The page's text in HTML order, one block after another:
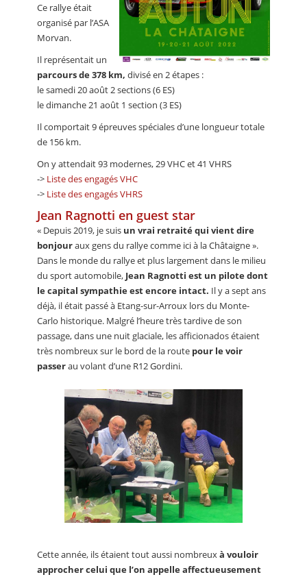
Ce rallye était
organisé par l’ASA
Morvan.
Il représentait un
parcours de 378 km, divisé en 2 étapes :
le samedi 20 août 2 sections (6 ES)
le dimanche 21 août 1 section (3 ES)
Il comportait 9 épreuves spéciales d’une longueur totale
de 156 km.
On y attendait 93 modernes, 29 VHC et 41 VHRS
-> Liste des engagés VHC
-> Liste des engagés VHRS
Jean Ragnotti en guest star
« Depuis 2019, je suis un vrai retraité qui vient dire
bonjouraux gens du rallye comme ici à la Châtaigne ».
Dans le monde du rallye et plus largement dans le milieu
du sport automobile, Jean Ragnotti est un pilote dont
le capital sympathie est encore intact. Il y a sept ans
déjà, il était passé à Etang-sur-Arroux lors du Monte-
Carlo historique. Malgré l’heure très tardive de son
passage, dans une nuit glaciale, les afficionados étaient
très nombreux sur le bord de la route pour le voir
passerau volant d’une R12 Gordini.
Cette année, ils étaient tout aussi nombreuxà vouloir
approcher celui que l’on appelle affectueusement